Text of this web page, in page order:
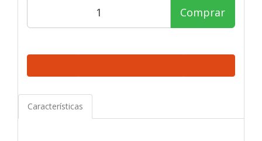
Comprar
Características